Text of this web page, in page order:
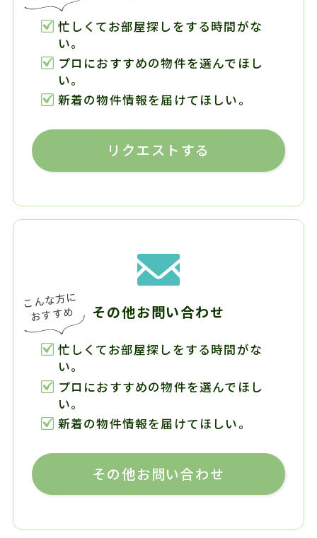
忙しくてお部屋探しをする時間がな
い。
プロにおすすめの物件を選んでほし
い。
新着の物件情報を届けてほしい。
リクエストする
その他お問い合わせ
忙しくてお部屋探しをする時間がな
い。
プロにおすすめの物件を選んでほし
い。
新着の物件情報を届けてほしい。
その他お問い合わせ